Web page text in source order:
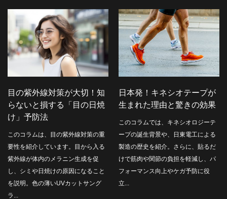
目の紫外線対策が大切！知
らないと損する「目の日焼
け」予防法
このコラムは、目の紫外線対策の重
要性を紹介しています。目から入る
紫外線が体内のメラニン生成を促
し、シミや日焼けの原因になること
を説明。色の薄いUVカットサング
ラ...
日本発！キネシオテープが
生まれた理由と驚きの効果
このコラムでは、キネシオロジーテ
ープの誕生背景や、日東電工による
製造の歴史を紹介。さらに、貼るだ
けで筋肉や関節の負担を軽減し、パ
フォーマンス向上やケガ予防に役
立...